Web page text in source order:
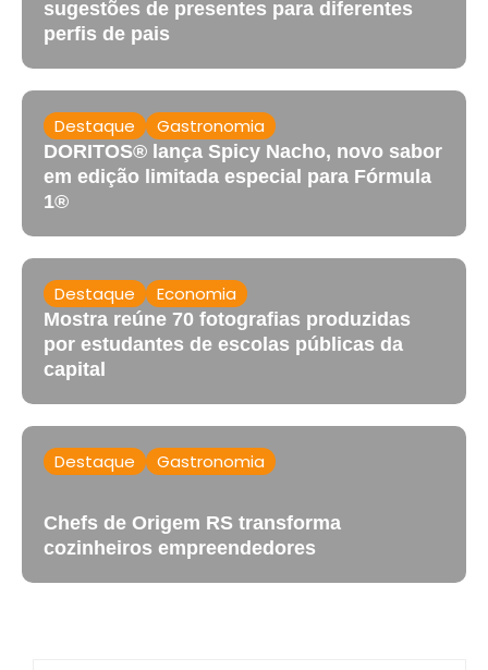
sugestões de presentes para diferentes
perfis de pais
Destaque Gastronomia
DORITOS® lança Spicy Nacho, novo sabor
em edição limitada especial para Fórmula
1®
Destaque Economia
Mostra reúne 70 fotografias produzidas
por estudantes de escolas públicas da
capital
Destaque Gastronomia
Chefs de Origem RS transforma
cozinheiros empreendedores